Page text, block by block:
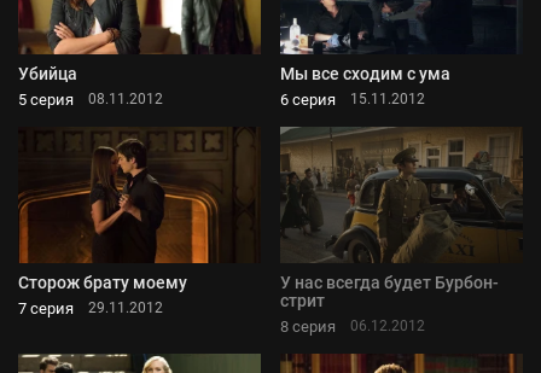
Убийца
5 серия 08.11.2012
Мы все сходим с ума
6 серия 15.11.2012
Сторож брату моему
7 серия 29.11.2012
У нас всегда будет Бурбон-
стрит
8 серия 06.12.2012